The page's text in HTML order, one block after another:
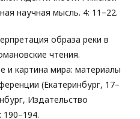
научная мысль. 4: 11–22.
образа реки в
чтения.
и картина мира: материалы
(Екатеринбург, 17–
Издательство
190–194.